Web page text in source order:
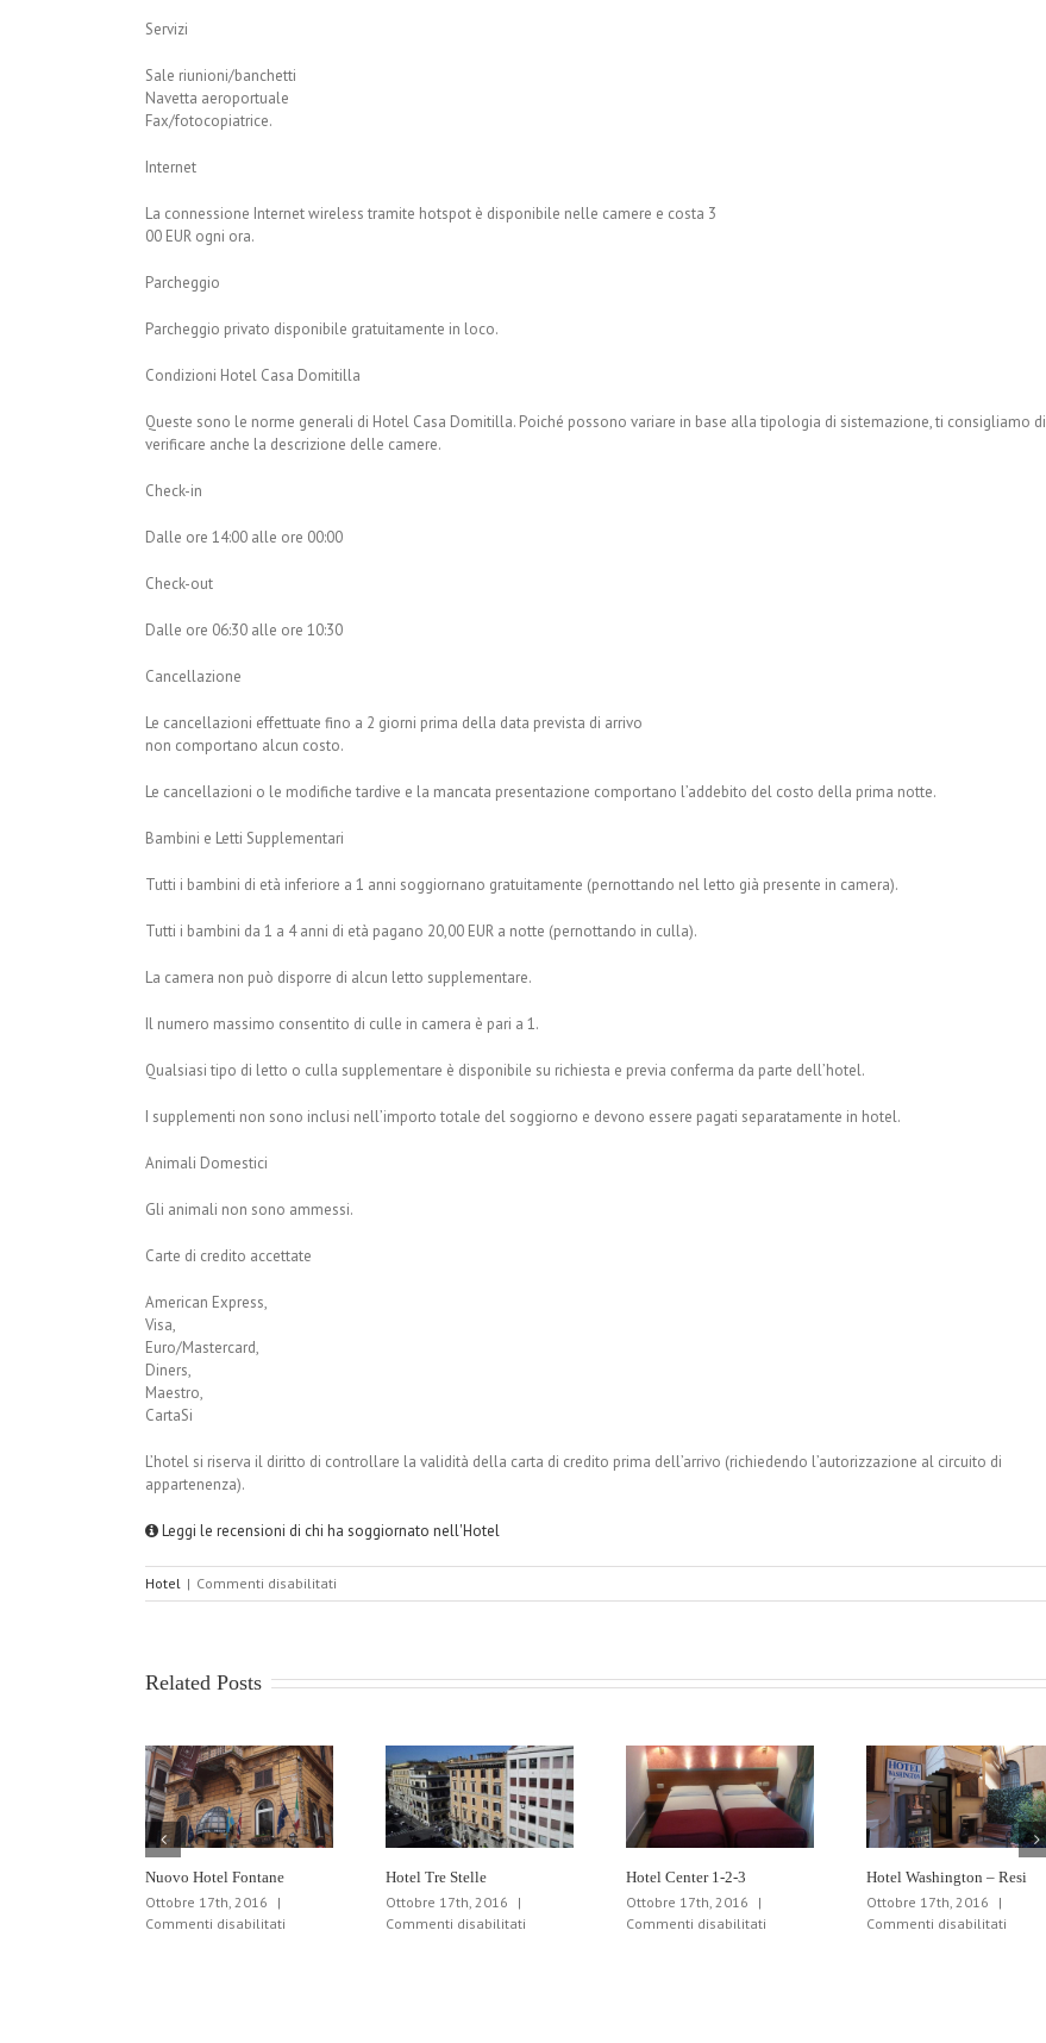
Servizi
Sale riunioni/banchetti
Navetta aeroportuale
Fax/fotocopiatrice.
Internet
La connessione Internet wireless tramite hotspot è disponibile nelle camere e costa 3
00 EUR ogni ora.
Parcheggio
Parcheggio privato disponibile gratuitamente in loco.
Condizioni Hotel Casa Domitilla
Queste sono le norme generali di Hotel Casa Domitilla. Poiché possono variare in base alla tipologia di sistemazione, ti consigliamo di
verificare anche la descrizione delle camere.
Check-in
Dalle ore 14:00 alle ore 00:00
Check-out
Dalle ore 06:30 alle ore 10:30
Cancellazione
Le cancellazioni effettuate fino a 2 giorni prima della data prevista di arrivo
non comportano alcun costo.
Le cancellazioni o le modifiche tardive e la mancata presentazione comportano l’addebito del costo della prima notte.
Bambini e Letti Supplementari
Tutti i bambini di età inferiore a 1 anni soggiornano gratuitamente (pernottando nel letto già presente in camera).
Tutti i bambini da 1 a 4 anni di età pagano 20,00 EUR a notte (pernottando in culla).
La camera non può disporre di alcun letto supplementare.
Il numero massimo consentito di culle in camera è pari a 1.
Qualsiasi tipo di letto o culla supplementare è disponibile su richiesta e previa conferma da parte dell’hotel.
I supplementi non sono inclusi nell’importo totale del soggiorno e devono essere pagati separatamente in hotel.
Animali Domestici
Gli animali non sono ammessi.
Carte di credito accettate
American Express,
Visa,
Euro/Mastercard,
Diners,
Maestro,
CartaSi
L’hotel si riserva il diritto di controllare la validità della carta di credito prima dell’arrivo (richiedendo l’autorizzazione al circuito di
appartenenza).
Leggi le recensioni di chi ha soggiornato nell'Hotel
Hotel | Commenti disabilitati
Hotel
Related Posts
Nuovo Hotel Fontane
Ottobre 17th, 2016
|
Commenti disabilitati
Hotel Tre Stelle
Ottobre 17th, 2016
|
Commenti disabilitati
Hotel Center 1-2-3
Ottobre 17th, 2016
|
Commenti disabilitati
Hotel Washington – Resi
Ottobre 17th, 2016
|
Commenti disabilitati